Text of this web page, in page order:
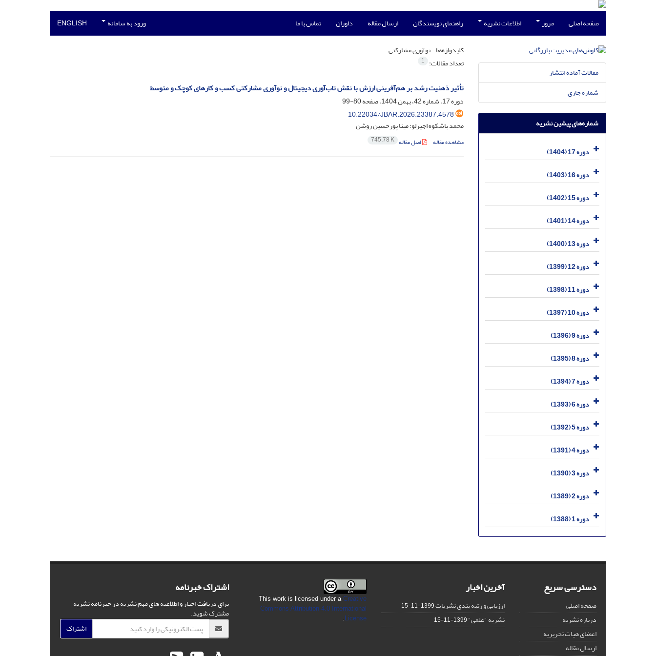
صفحه اصلی مرور اطلاعات نشریه راهنمای نویسندگان ارسال مقاله داوران تماس با ما ورود به سامانه ENGLISH
کلیدواژه‌ها =نوآوری مشارکتی
تعداد مقالات: 1
تأثیر ذهنیت رشد بر هم‌آفرینی ارزش با نقش تاب‌آوری دیجیتال و نوآوری مشارکتی کسب و کارهای کوچک و متوسط
دوره 17، شماره 42، بهمن 1404، صفحه
80-99
10.22034/JBAR.2026.23387.4578
محمد باشکوه اجیرلو؛ مینا پورحسین روشن
مشاهده مقاله اصل مقاله 745.78 K
مقالات آماده انتشار
شماره جاری
شماره‌های پیشین نشریه
دوره 17 (1404)
دوره 16 (1403)
دوره 15 (1402)
دوره 14 (1401)
دوره 13 (1400)
دوره 12 (1399)
دوره 11 (1398)
دوره 10 (1397)
دوره 9 (1396)
دوره 8 (1395)
دوره 7 (1394)
دوره 6 (1393)
دوره 5 (1392)
دوره 4 (1391)
دوره 3 (1390)
دوره 2 (1389)
دوره 1 (1388)
دسترسی سریع
صفحه اصلی
درباره نشریه
اعضای هیات تحریریه
ارسال مقاله
آخرین اخبار
ارزیابی و رتبه بندی نشریات1399-11-15
نشریه "علمی"1399-11-15
This work is licensed under aCreative
Commons Attribution 4.0 International
License
.
اشتراک خبرنامه
برای دریافت اخبار و اطلاعیه های مهم نشریه در خبرنامه نشریه
مشترک شوید.
اشتراک